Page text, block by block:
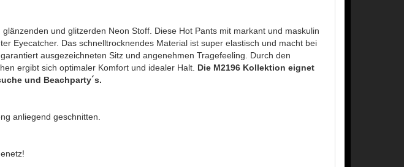
und glitzerden Neon Stoff. Diese Hot Pants mit markant und maskulin
Eyecatcher. Das schnelltrocknendes Material ist super elastisch und macht bei
ausgezeichneten Sitz und angenehmen Tragefeeling. Durch den
ergibt sich optimaler Komfort und idealer Halt. Die M2196 Kollektion eignet
und Beachparty´s.
anliegend geschnitten.